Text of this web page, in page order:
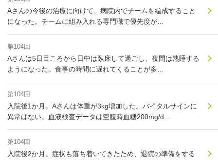
Aさんの今後の治療に向けて、病院内でチームを編成すること
になった。チームに組み入れる専門職で優先度が…
第104回
Aさんは5日目ころから日中は臥床して過ごし、夜間は熟睡する
ようになった。食事の時間に遅れてくることが多…
第104回
入院後1か月。Aさんは体重が3kg増加した。バイタルサインに
異常はない。血液検査データは空腹時血糖200mg/d…
第104回
入院後2か月。症状も落ち着いてきたため、退院の準備をする